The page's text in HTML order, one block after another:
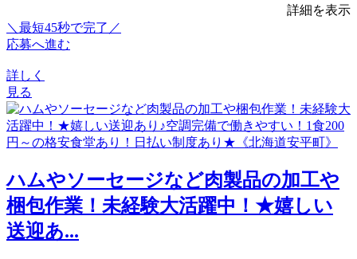
詳細を表示
＼最短45秒で完了／
応募へ進む
詳しく
見る
ハムやソーセージなど肉製品の加工や
梱包作業！未経験大活躍中！★嬉しい
送迎あ...